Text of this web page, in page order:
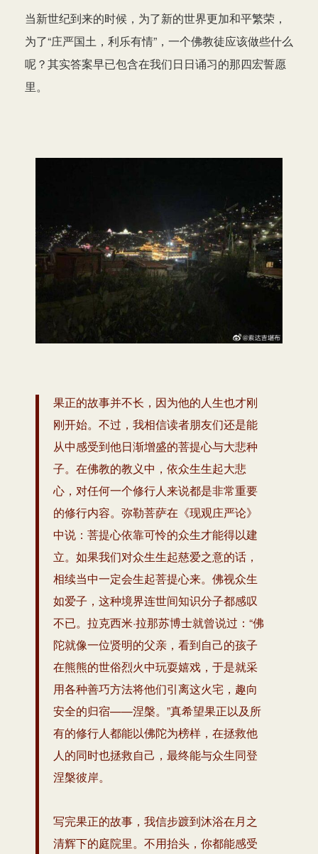
当新世纪到来的时候，为了新的世界更加和平繁荣，
为了“庄严国土，利乐有情”，一个佛教徒应该做些什么
呢？其实答案早已包含在我们日日诵习的那四宏誓愿
里。
果正的故事并不长，因为他的人生也才刚
刚开始。不过，我相信读者朋友们还是能
从中感受到他日渐增盛的菩提心与大悲种
子。在佛教的教义中，依众生生起大悲
心，对任何一个修行人来说都是非常重要
的修行内容。弥勒菩萨在《现观庄严论》
中说：菩提心依靠可怜的众生才能得以建
立。如果我们对众生生起慈爱之意的话，
相续当中一定会生起菩提心来。佛视众生
如爱子，这种境界连世间知识分子都感叹
不已。拉克西米·拉那苏博士就曾说过：“佛
陀就像一位贤明的父亲，看到自己的孩子
在熊熊的世俗烈火中玩耍嬉戏，于是就采
用各种善巧方法将他们引离这火宅，趣向
安全的归宿——涅槃。”真希望果正以及所
有的修行人都能以佛陀为榜样，在拯救他
人的同时也拯救自己，最终能与众生同登
涅槃彼岸。
写完果正的故事，我信步踱到沐浴在月之
清辉下的庭院里。不用抬头，你都能感受